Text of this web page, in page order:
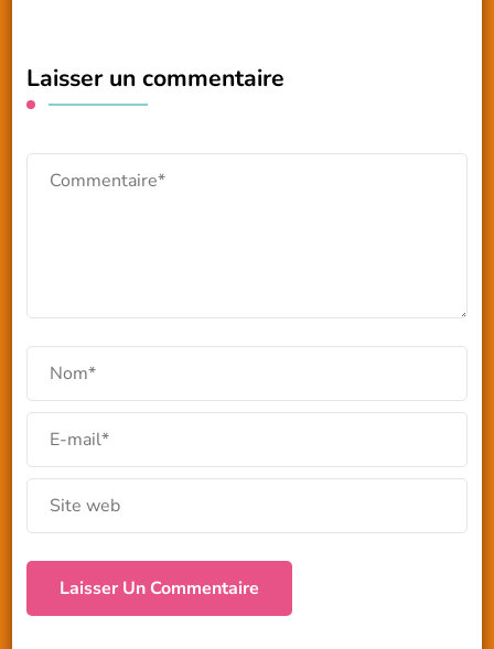
Laisser un commentaire